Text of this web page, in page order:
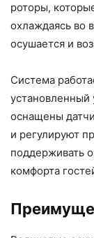
роторы,
охлаждаясь во
осушается и
Система
установленный
оснащены
и регулируют
поддерживать
комфорта